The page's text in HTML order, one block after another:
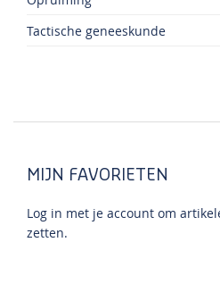
Tactische geneeskunde
MIJN FAVORIETEN
Log in met je account om
zetten.